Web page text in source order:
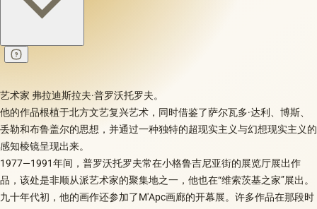
艺术家 弗拉迪斯拉夫·普罗沃托罗夫。
他的作品根植于北方文艺复兴艺术，同时借鉴了萨尔瓦多·达利、博斯、
丢勒和布鲁盖尔的思想，并通过一种独特的超现实主义与幻想现实主义的
感知棱镜呈现出来。
1977—1991年间，普罗沃托罗夫常在小格鲁吉尼亚街的展览厅展出作
品，该处是非顺从派艺术家的聚集地之一，他也在“维索茨基之家”展出。
九十年代初，他的画作还参加了M'Арс画廊的开幕展。许多作品在那段时